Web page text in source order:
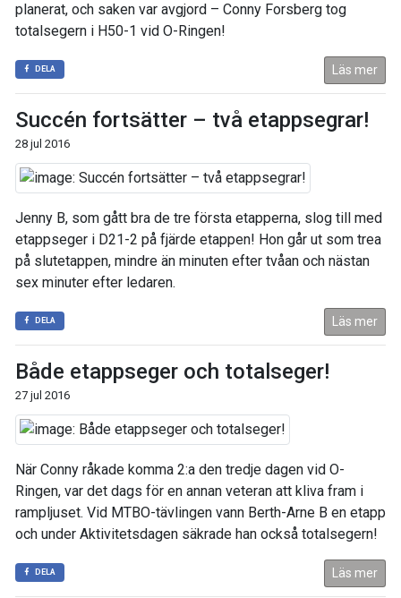
planerat, och saken var avgjord – Conny Forsberg tog
totalsegern i H50-1 vid O-Ringen!
DELA Läs mer
Succén fortsätter – två etappsegrar!
28 jul 2016
Jenny B, som gått bra de tre första etapperna, slog till med
etappseger i D21-2 på fjärde etappen! Hon går ut som trea
på slutetappen, mindre än minuten efter tvåan och nästan
sex minuter efter ledaren.
DELA Läs mer
Både etappseger och totalseger!
27 jul 2016
När Conny råkade komma 2:a den tredje dagen vid O-
Ringen, var det dags för en annan veteran att kliva fram i
rampljuset. Vid MTBO-tävlingen vann Berth-Arne B en etapp
och under Aktivitetsdagen säkrade han också totalsegern!
DELA Läs mer